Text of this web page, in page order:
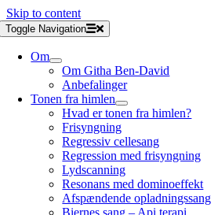
Skip to content
Toggle Navigation
Om
Om Githa Ben-David
Anbefalinger
Tonen fra himlen
Hvad er tonen fra himlen?
Frisyngning
Regressiv cellesang
Regression med frisyngning
Lydscanning
Resonans med dominoeffekt
Afspændende opladningssang
Biernes sang – Api terapi